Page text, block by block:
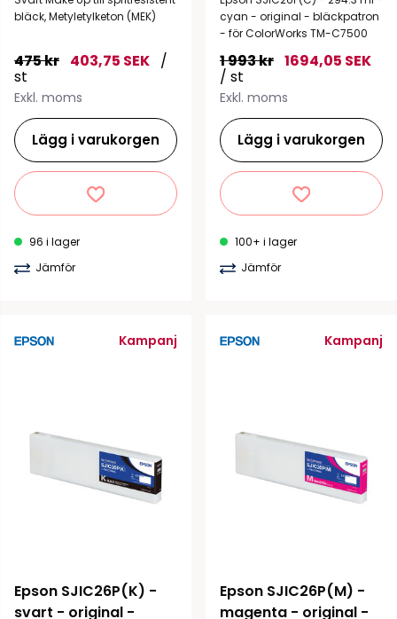
bläck, Metyletylketon (MEK)
475 kr 403,75 SEK /
st
Exkl. moms
Lägg i varukorgen
96 i lager
Jämför
cyan - original - bläckpatron
- för ColorWorks TM-C7500
1 993 kr 1694,05 SEK
/ st
Exkl. moms
Lägg i varukorgen
100+ i lager
Jämför
Kampanj
Epson SJIC26P(K) -
svart - original -
Kampanj
Epson SJIC26P(M) -
magenta - original -